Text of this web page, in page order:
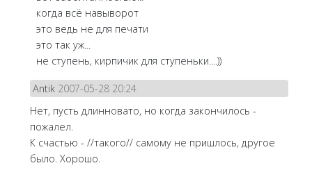
когда всё навыворот
это ведь не для печати
это так уж...
не ступень, кирпичик для ступеньки....))
Antik 2007-05-28 20:24
Нет, пусть длинновато, но когда закончилось -
пожалел.
К счастью - //такого// самому не пришлось, другое
было. Хорошо.